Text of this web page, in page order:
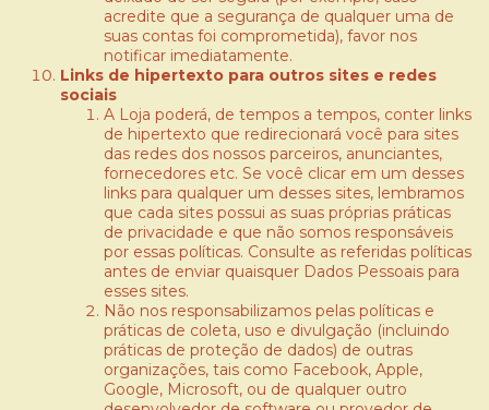
acredite que a segurança de qualquer uma de
suas contas foi comprometida), favor nos
notificar imediatamente.
Links de hipertexto para outros sites e redes
sociais
A Loja poderá, de tempos a tempos, conter links
de hipertexto que redirecionará você para sites
das redes dos nossos parceiros, anunciantes,
fornecedores etc. Se você clicar em um desses
links para qualquer um desses sites, lembramos
que cada sites possui as suas próprias práticas
de privacidade e que não somos responsáveis
por essas políticas. Consulte as referidas políticas
antes de enviar quaisquer Dados Pessoais para
esses sites.
Não nos responsabilizamos pelas políticas e
práticas de coleta, uso e divulgação (incluindo
práticas de proteção de dados) de outras
organizações, tais como Facebook, Apple,
Google, Microsoft, ou de qualquer outro